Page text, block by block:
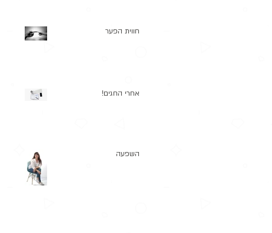
חווית הפער
אחרי החגים!
השפעה